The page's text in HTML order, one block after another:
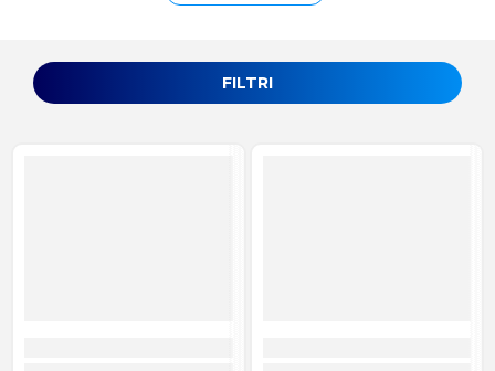
FILTRI